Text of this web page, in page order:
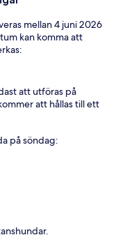
mellan 4 juni 2026
kan komma att
att utföras på
att hållas till ett
på söndag: